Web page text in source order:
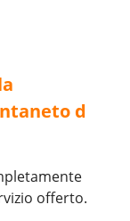
d
offerto.